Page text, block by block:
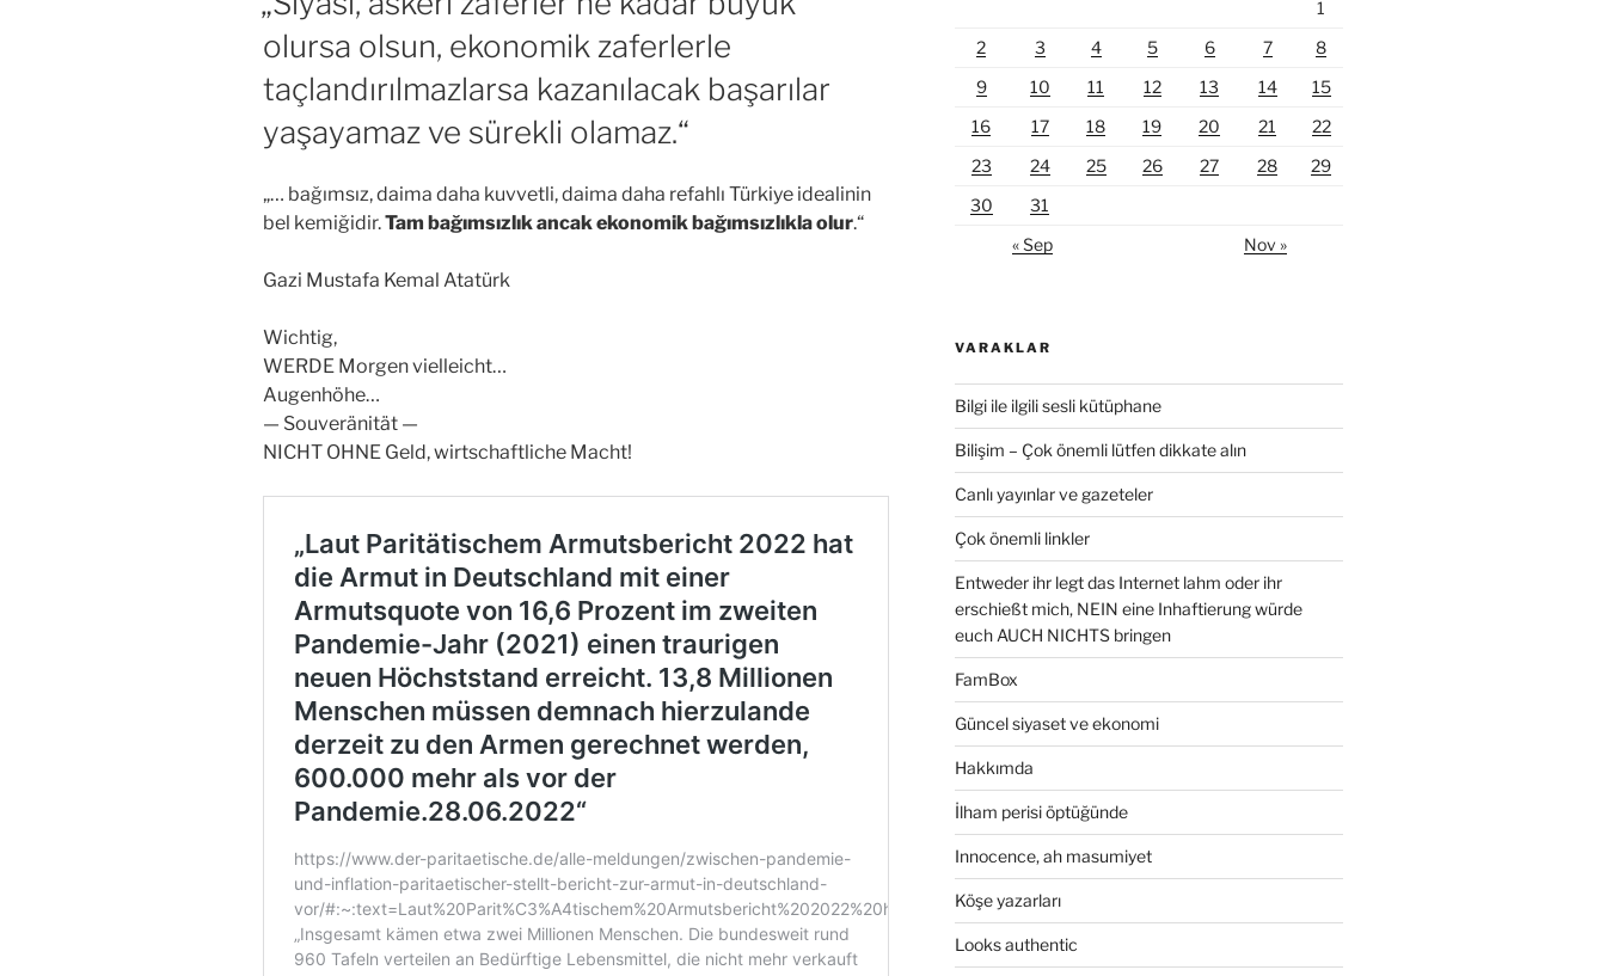
olursa olsun, ekonomik zaferlerle
taçlandırılmazlarsa kazanılacak başarılar
yaşayamaz ve sürekli olamaz.“
„… bağımsız, daima daha kuvvetli, daima daha refahlı Türkiye idealinin
bel kemiğidir.Tam bağımsızlık ancak ekonomik bağımsızlıkla olur.“
Gazi Mustafa Kemal Atatürk
Wichtig,
WERDE Morgen vielleicht…
Augenhöhe…
— Souveränität —
NICHT OHNE Geld, wirtschaftliche Macht!
1
2
3 4 5 6 7
8
9
10 11 12 13 14
15
16
17 18 19 20 21
22
23
24 25 26 27 28
29
30
31
« Sep
Nov »
VARAKLAR
Bilgi ile ilgili sesli kütüphane
Bilişim – Çok önemli lütfen dikkate alın
Canlı yayınlar ve gazeteler
Çok önemli linkler
Entweder ihr legt das Internet lahm oder ihr
erschießt mich, NEIN eine Inhaftierung würde
euch AUCH NICHTS bringen
FamBox
Güncel siyaset ve ekonomi
Hakkımda
İlham perisi öptüğünde
Innocence, ah masumiyet
Köşe yazarları
Looks authentic